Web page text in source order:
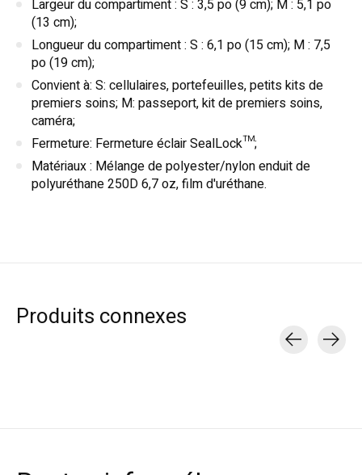
Largeur du compartiment : S : 3,5 po (9 cm); M : 5,1 po
(13 cm);
Longueur du compartiment : S : 6,1 po (15 cm); M : 7,5
po (19 cm);
Convient à: S: cellulaires, portefeuilles, petits kits de
premiers soins; M: passeport, kit de premiers soins,
caméra;
Fermeture: Fermeture éclair SealLock™;
Matériaux : Mélange de polyester/nylon enduit de
polyuréthane 250D 6,7 oz, film d'uréthane.
Produits connexes